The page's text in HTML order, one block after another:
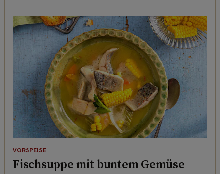
VORSPEISE
Fischsuppe mit buntem Gemüse